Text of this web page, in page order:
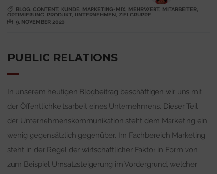
BLOG, CONTENT, KUNDE, MARKETING-MIX, MEHRWERT, MITARBEITER,
OPTIMIERUNG, PRODUKT, UNTERNEHMEN , ZIELGRUPPE
9. NOVEMBER 2020
PUBLIC RELATIONS
In unserem heutigen Blogbeitrag beschäftigen wir uns mit
der Öffentlichkeitsarbeit eines Unternehmens. Dieser Teil
der Unternehmenskommunikation steht dem Marketing ein
wenig gegensätzlich gegenüber. Im Fachbereich Marketing
steht in der Regel der wirtschaftlicher Faktor in Form von
zum Beispiel Umsatzsteigerung im Vordergrund, welcher